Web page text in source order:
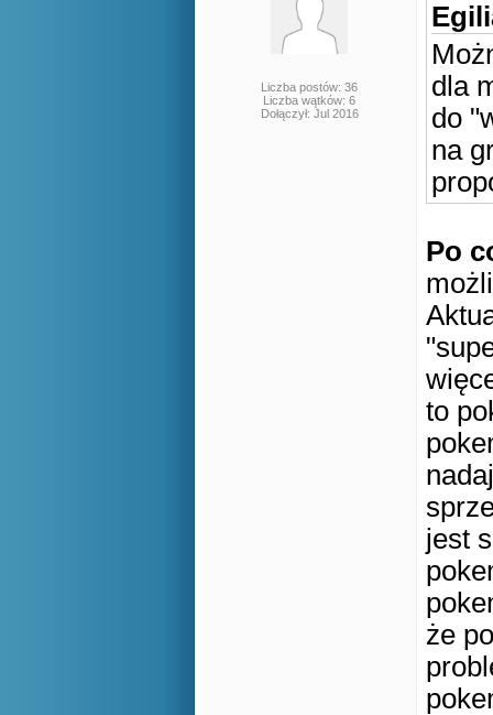
Liczba postów: 36
Liczba wątków: 6
Dołączył: Jul 2016
dla
do
na
Po
to
jest
że